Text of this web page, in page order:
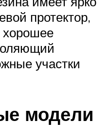
протектор,
участки
модели